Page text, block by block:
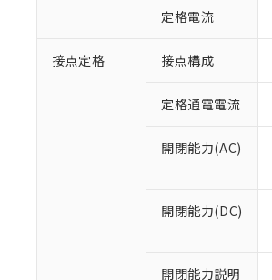
定格電流
接点定格 接点構成
定格通電電流
開閉能力(AC)
開閉能力(DC)
開閉能力説明